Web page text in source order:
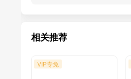
相关推荐
VIP专免